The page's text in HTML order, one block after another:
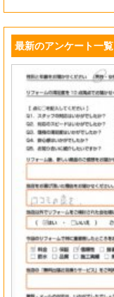
最新のアンケート一覧